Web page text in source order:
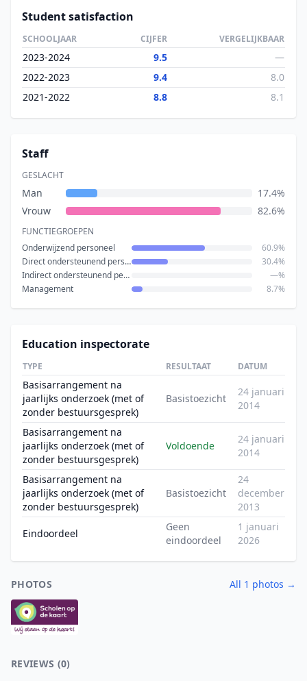
Student satisfaction
SCHOOLJAAR CIJFER VERGELIJKBAAR
2023-2024 9.5
—
2022-2023
9.4
8.0
2021-2022
8.8 8.1
Staff
GESLACHT
Man
17.4%
Vrouw
82.6%
FUNCTIEGROEPEN
Onderwijzend personeel
60.9%
Direct ondersteunend personeel
30.4%
Indirect ondersteunend personeel
—%
Management
8.7%
Education inspectorate
TYPE RESULTAAT DATUM
Basisarrangement na
jaarlijks onderzoek (met of
zonder bestuursgesprek)
Basistoezicht
24 januari
2014
Basisarrangement na
jaarlijks onderzoek (met of
zonder bestuursgesprek)
Voldoende
24 januari
2014
Basisarrangement na
jaarlijks onderzoek (met of
zonder bestuursgesprek)
Basistoezicht
24
december
2013
Eindoordeel
Geen
eindoordeel
1 januari
2026
PHOTOS All 1 photos →
REVIEWS (0)